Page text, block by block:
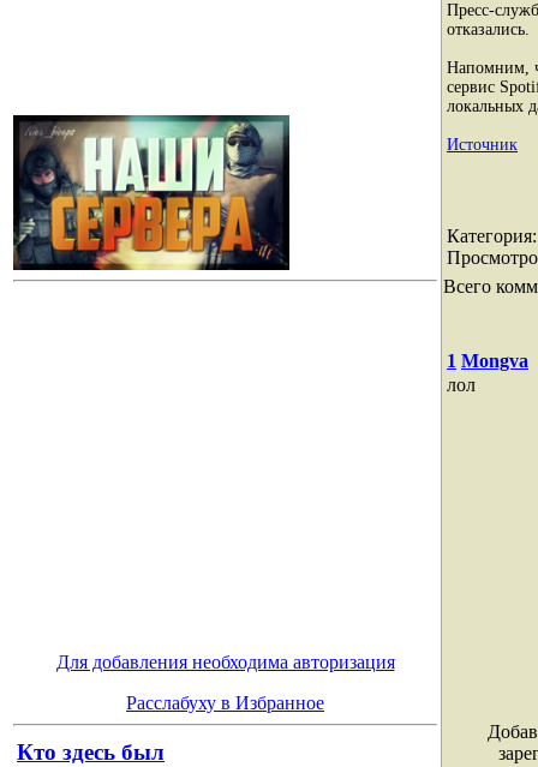
Для добавления необходима авторизация
Расслабуху в Избранное
Кто здесь был
Пресс-
отказались.
Напомним,
сервис
локальных
Источник
Категория
Всего
1 Mongva
лол